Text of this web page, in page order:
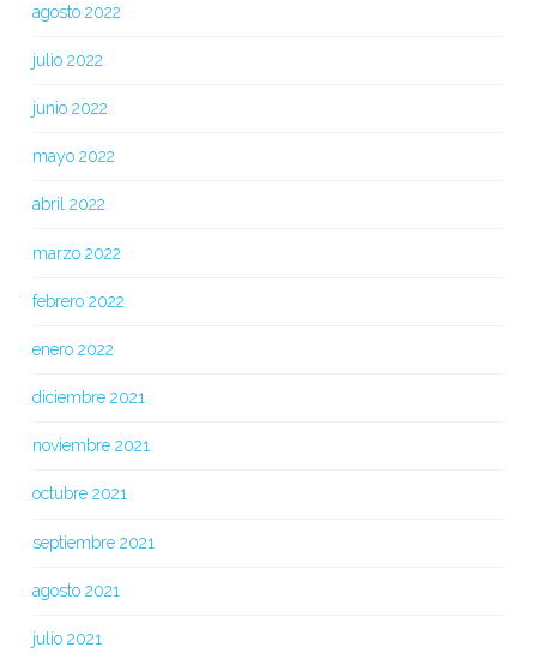
agosto 2022
julio 2022
junio 2022
mayo 2022
abril 2022
marzo 2022
febrero 2022
enero 2022
diciembre 2021
noviembre 2021
octubre 2021
septiembre 2021
agosto 2021
julio 2021